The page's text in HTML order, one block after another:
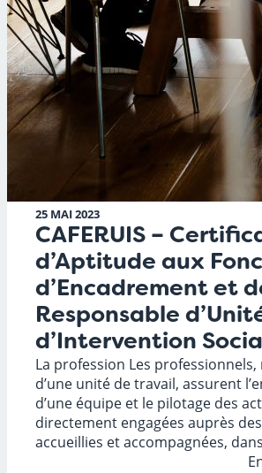
25 MAI 2023
CAFERUIS –
d’Aptitude aux
d’Encadrement et
Responsable
d’Intervention
La profession Les
d’une unité de travail, assurent
d’une équipe et le pilotage des
directement engagées auprès
accueillies et accompagnées,